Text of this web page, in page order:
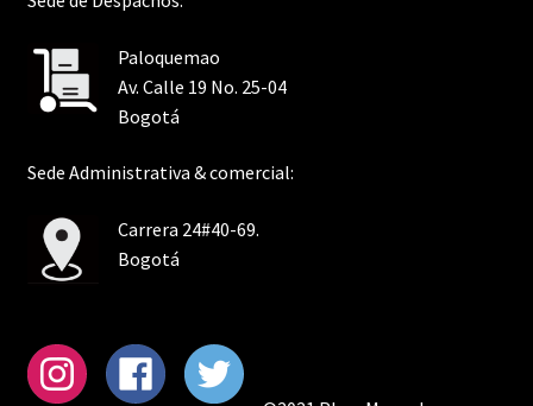
Paloquemao
Av. Calle 19 No. 25-04
Bogotá
Sede Administrativa & comercial:
Carrera 24#40-69.
Bogotá